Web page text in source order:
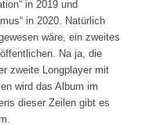
in 2019 und
in 2020. Natürlich
wäre, ein zweites
Na ja, die
zweite Longplayer mit
wird das Album im
dieser Zeilen gibt es